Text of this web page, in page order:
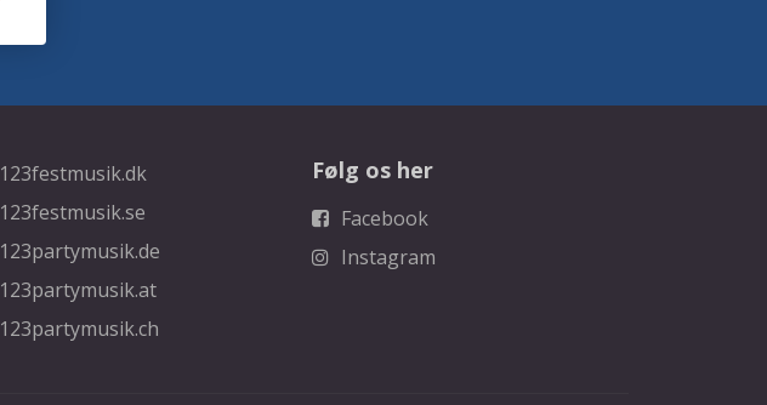
123festmusik.dk
123festmusik.se
123partymusik.de
123partymusik.at
123partymusik.ch
Følg os her
Facebook
Instagram